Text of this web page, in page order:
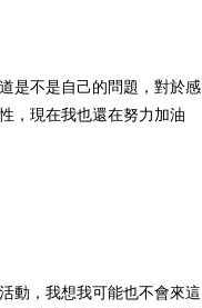
是不是自己的問題，對於感
，現在我也還在努力加油
動，我想我可能也不會來這